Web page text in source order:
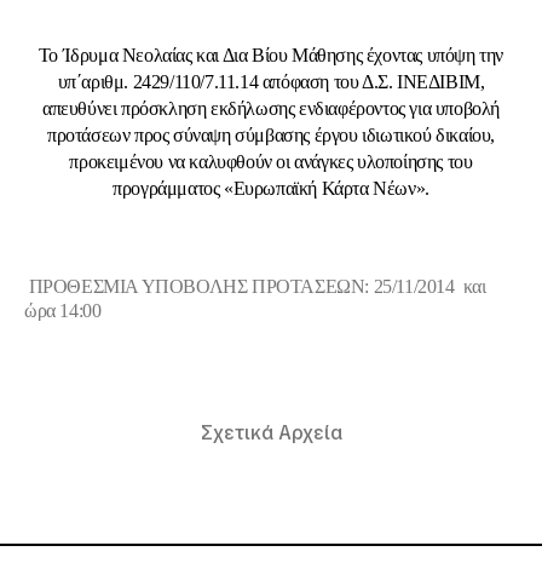
Το Ίδρυμα Νεολαίας και Δια Βίου Μάθησης έχοντας υπόψη την
υπ΄αριθμ. 2429/110/7.11.14 απόφαση του Δ.Σ. ΙΝΕΔΙΒΙΜ,
απευθύνει πρόσκληση εκδήλωσης ενδιαφέροντος για υποβολή
προτάσεων προς σύναψη σύμβασης έργου ιδιωτικού δικαίου,
προκειμένου να καλυφθούν οι ανάγκες υλοποίησης του
προγράμματος «Ευρωπαϊκή Κάρτα Νέων».
ΠΡΟΘΕΣΜΙΑ ΥΠΟΒΟΛΗΣ ΠΡΟΤΑΣΕΩΝ: 25/11/2014 και
ώρα 14:00
Σχετικά Αρχεία